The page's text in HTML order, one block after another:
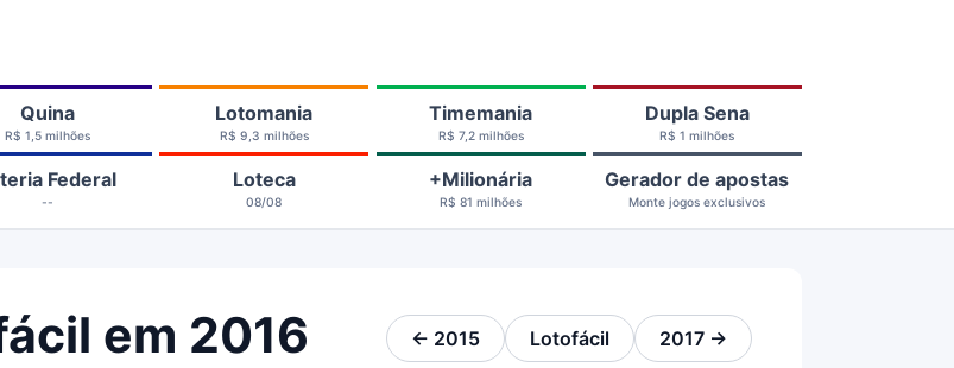
Quina
R$ 1,5 milhões
Lotomania
R$ 9,3 milhões
Timemania
R$ 7,2 milhões
Dupla Sena
R$ 1 milhões
Federal
--
Loteca
08/08
+Milionária
R$ 81 milhões
Gerador de apostas
Monte jogos exclusivos
em 2016 ← 2015 Lotofácil 2017 →